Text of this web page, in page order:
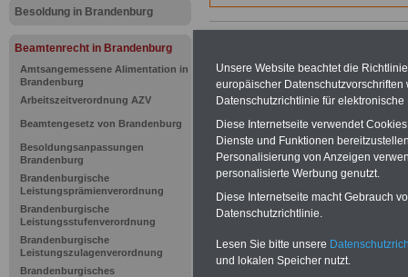
Besoldung in Brandenburg
Beamtenrecht in Brandenburg
Amtsangemessene Alimentation in
Brandenburg
Arbeitszeitverordnung AZV
Beamtengesetz von Brandenburg
Besoldungsanpassungen
Brandenburg
Brandenburgische
Leistungsprämienverordnung
Brandenburgische
Leistungsstufenverordnung
Brandenburgische
Leistungszulagenverordnung
Brandenburgisches
23
den
Unsere Website beachtet die
europäischer
Datenschutzrichtlinie für
Diese Internetseite verwendet
Dienste und Funktionen
Personalisierung von Anzeigen
personalisierte Werbung genutzt.
Diese Internetseite macht Gebrauch
Datenschutzrichtlinie.
Lesen Sie bitte unsere
und lokalen Speicher nutzt.